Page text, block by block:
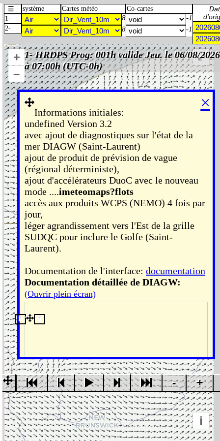
_______________________
Liens
utiles
Conditions
d'utilisation
imeteo
Documentation
imeteomaps
Imétéo.ca
imeteomaps
imeteomaps
vent
imeteomaps
nowcasting
Radar
loop
amérique
Téphigrammes
prévus
______________________
Couches
de
bases
OSM
light
OSM
Dark
OSM
☰
1-
2-
système Cartes météo
8
8
Co-cartes
-1
-1
1- HRDPS Prog: 001h valide Jeu. le 06/08/2026
à 07:00h (UTC-0h)
+
–
⤢
i
×
Informations initiales:
undefined Version 3.2
avec ajout de diagnostiques sur l'état de la
mer DIAGW (Saint-Laurent)
ajout de produit de prévision de vague
(régional déterministe),
ajout d'accélérateurs DuoC avec le nouveau
mode ....imeteomaps?flots
accès aux produits WCPS (NEMO) 4 fois par
jour,
léger agrandissement vers l'Est de la grille
SUDQC pour inclure le Golfe (Saint-
Laurent).
Documentation de l'interface: documentation
Documentation détaillée de DIAGW:
(Ouvrir plein écran)
- +